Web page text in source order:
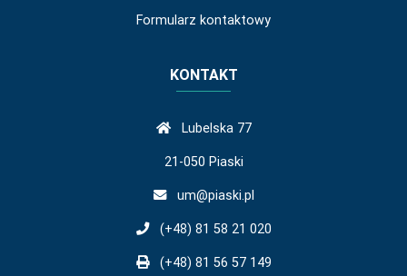
Formularz kontaktowy
KONTAKT
Lubelska 77
21-050 Piaski
um@piaski.pl
(+48) 81 58 21 020
(+48) 81 56 57 149